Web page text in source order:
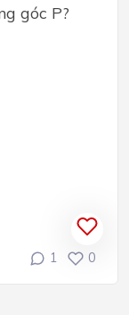
góc P?
1 0